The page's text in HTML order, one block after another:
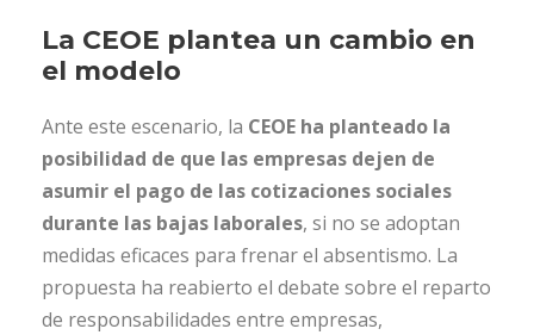
La CEOE plantea un cambio en
el modelo
Ante este escenario, la CEOE ha planteado la
posibilidad de que las empresas dejen de
asumir el pago de las cotizaciones sociales
durante las bajas laborales, si no se adoptan
medidas eficaces para frenar el absentismo. La
propuesta ha reabierto el debate sobre el reparto
de responsabilidades entre empresas,